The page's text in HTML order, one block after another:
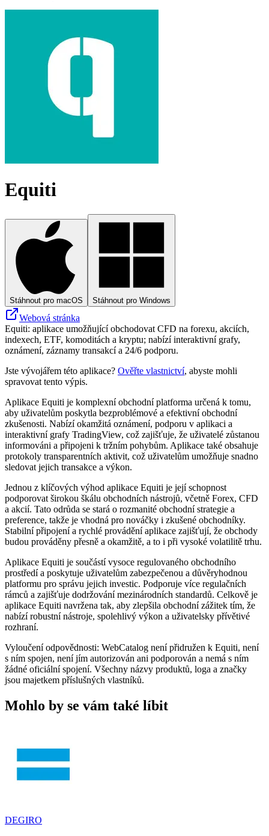
Equiti
Stáhnout pro macOS Stáhnout pro Windows
Webová stránka
Equiti: aplikace umožňující obchodovat CFD na forexu, akciích,
indexech, ETF, komoditách a kryptu; nabízí interaktivní grafy,
oznámení, záznamy transakcí a 24/6 podporu.
Jste vývojářem této aplikace? Ověřte vlastnictví, abyste mohli
spravovat tento výpis.
Aplikace Equiti je komplexní obchodní platforma určená k tomu,
aby uživatelům poskytla bezproblémové a efektivní obchodní
zkušenosti. Nabízí okamžitá oznámení, podporu v aplikaci a
interaktivní grafy TradingView, což zajišťuje, že uživatelé zůstanou
informováni a připojeni k tržním pohybům. Aplikace také obsahuje
protokoly transparentních aktivit, což uživatelům umožňuje snadno
sledovat jejich transakce a výkon.
Jednou z klíčových výhod aplikace Equiti je její schopnost
podporovat širokou škálu obchodních nástrojů, včetně Forex, CFD
a akcií. Tato odrůda se stará o rozmanité obchodní strategie a
preference, takže je vhodná pro nováčky i zkušené obchodníky.
Stabilní připojení a rychlé provádění aplikace zajišťují, že obchody
budou prováděny přesně a okamžitě, a to i při vysoké volatilitě trhu.
Aplikace Equiti je součástí vysoce regulovaného obchodního
prostředí a poskytuje uživatelům zabezpečenou a důvěryhodnou
platformu pro správu jejich investic. Podporuje více regulačních
rámců a zajišťuje dodržování mezinárodních standardů. Celkově je
aplikace Equiti navržena tak, aby zlepšila obchodní zážitek tím, že
nabízí robustní nástroje, spolehlivý výkon a uživatelsky přívětivé
rozhraní.
Vyloučení odpovědnosti: WebCatalog není přidružen k Equiti, není
s ním spojen, není jím autorizován ani podporován a nemá s ním
žádné oficiální spojení. Všechny názvy produktů, loga a značky
jsou majetkem příslušných vlastníků.
Mohlo by se vám také líbit
DEGIRO